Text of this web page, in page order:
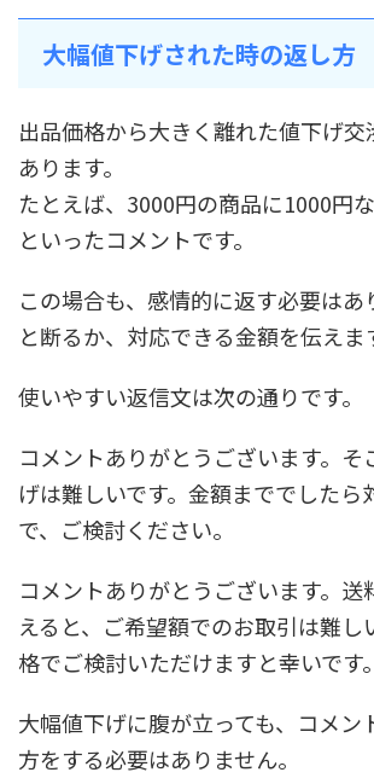
大幅値下げされた時の返し方
出品価格から大きく離れた値下げ交
あります。
たとえば、3000円の商品に1000円な
といったコメントです。
この場合も、感情的に返す必要はあ
と断るか、対応できる金額を伝えま
使いやすい返信文は次の通りです。
コメントありがとうございます。そ
げは難しいです。金額まででしたら
で、ご検討ください。
コメントありがとうございます。送
えると、ご希望額でのお取引は難し
格でご検討いただけますと幸いです。
大幅値下げに腹が立っても、コメン
方をする必要はありません。